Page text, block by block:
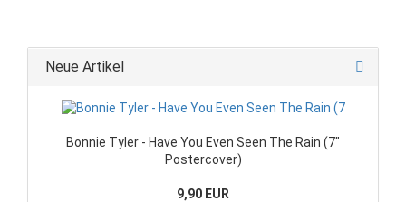
Neue Artikel
Bonnie Tyler - Have You Even Seen The Rain (7"
Postercover)
9,90 EUR